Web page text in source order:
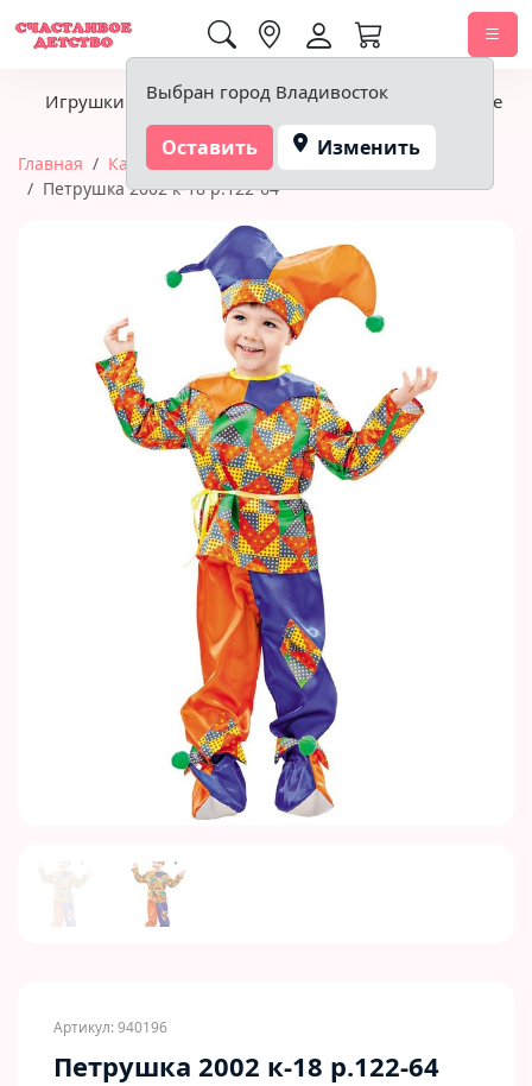
Выбран город Владивосток
Оставить Изменить
Игрушки Детское питание Подгузники, гигиена
Главная
Карнавальные костюмы
Петрушка 2002 к-18 р.122-64
Артикул: 940196
Петрушка 2002 к-18 р.122-64